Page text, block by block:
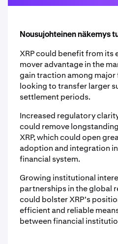
Nousujohteinen näkemys
XRP could benefit from its
mover advantage in the
gain traction among
looking to transfer larger
settlement periods.
Increased regulatory
could remove
XRP, which could open
adoption and integration
financial system.
Growing institutional
partnerships in the global
could bolster XRP's
efficient and reliable
between financial